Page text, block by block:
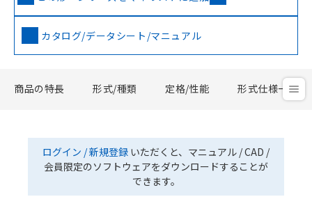
カタログ/データシート/マニュアル
商品の特長 形式/種類 定格/性能 形式仕様一覧
ログイン / 新規登録 いただくと、マニュアル / CAD /
会員限定のソフトウェアをダウンロードすることが
できます。